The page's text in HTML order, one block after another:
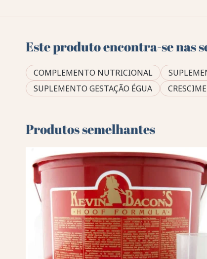
Este produto encontra-se nas
COMPLEMENTO NUTRICIONAL
SUPLEMENTO GESTAÇÃO ÉGUA
Produtos semelhantes